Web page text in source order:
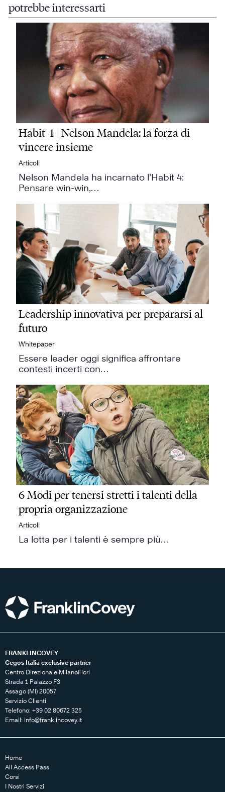
potrebbe interessarti
Habit 4 | Nelson Mandela: la forza di
vincere insieme
Articoli
Nelson Mandela ha incarnato l’Habit 4:
Pensare win-win,…
Leadership innovativa per prepararsi al
futuro
Whitepaper
Essere leader oggi significa affrontare
contesti incerti con…
6 Modi per tenersi stretti i talenti della
propria organizzazione
Articoli
La lotta per i talenti è sempre più…
FRANKLINCOVEY
Cegos Italia exclusive partner
Centro Direzionale MilanoFiori
Strada 1 Palazzo F3
Assago (MI) 20057
Servizio Clienti
Telefono: +39 02 80672 325
Email: info@franklincovey.it
Home
All Access Pass
Corsi
I Nostri Servizi